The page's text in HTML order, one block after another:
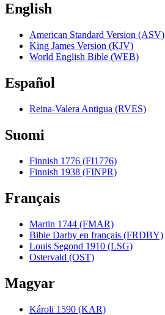
English
American Standard Version (ASV)
King James Version (KJV)
World English Bible (WEB)
Español
Reina-Valera Antigua (RVES)
Suomi
Finnish 1776 (FI1776)
Finnish 1938 (FINPR)
Français
Martin 1744 (FMAR)
Bible Darby en français (FRDBY)
Louis Segond 1910 (LSG)
Ostervald (OST)
Magyar
Károli 1590 (KAR)